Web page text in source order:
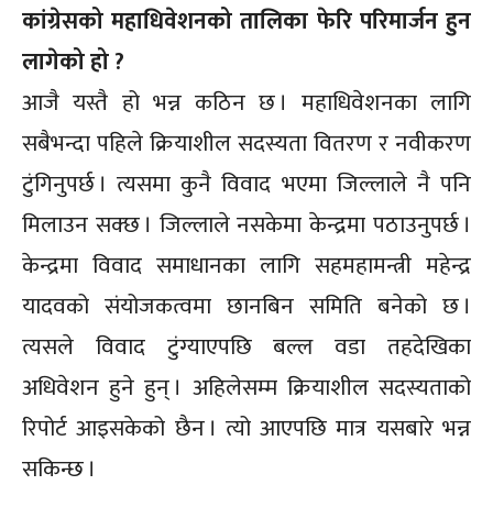
कांग्रेसको महाधिवेशनको तालिका फेरि परिमार्जन हुन
लागेको हो ?
आजै यस्तै हो भन्न कठिन छ । महाधिवेशनका लागि
सबैभन्दा पहिले क्रियाशील सदस्यता वितरण र नवीकरण
टुंगिनुपर्छ । त्यसमा कुनै विवाद भएमा जिल्लाले नै पनि
मिलाउन सक्छ । जिल्लाले नसकेमा केन्द्रमा पठाउनुपर्छ ।
केन्द्रमा विवाद समाधानका लागि सहमहामन्त्री महेन्द्र
यादवको संयोजकत्वमा छानबिन समिति बनेको छ ।
त्यसले विवाद टुंग्याएपछि बल्ल वडा तहदेखिका
अधिवेशन हुने हुन् । अहिलेसम्म क्रियाशील सदस्यताको
रिपोर्ट आइसकेको छैन । त्यो आएपछि मात्र यसबारे भन्न
सकिन्छ ।